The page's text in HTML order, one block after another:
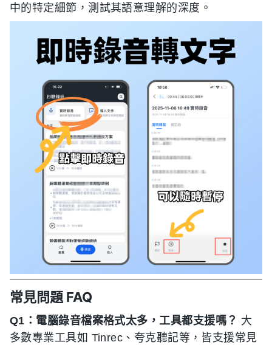
中的特定細節，測試其語意理解的深度。
常見問題 FAQ
Q1：電腦錄音檔案格式太多，工具都支援嗎？ 大
多數專業工具如 Tinrec、夸克聽記等，皆支援常見